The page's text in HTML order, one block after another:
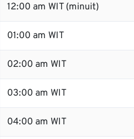
12:00 am WIT (minuit)
01:00 am WIT
02:00 am WIT
03:00 am WIT
04:00 am WIT